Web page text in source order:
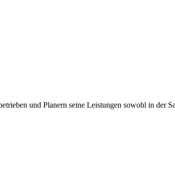
und Planern seine Leistungen sowohl in der